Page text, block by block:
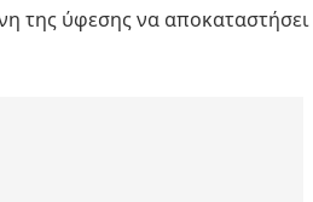
της ύφεσης να αποκαταστήσει